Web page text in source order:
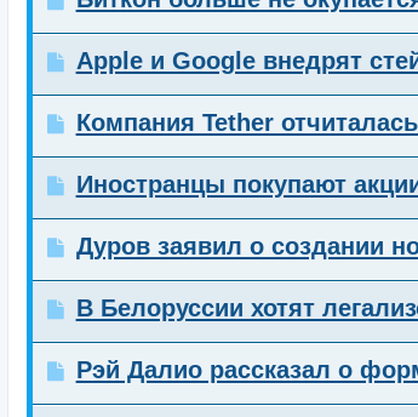
Apple и Google внедрят
Компания Tether
Иностранцы покупают
Дуров заявил о создании
В Белоруссии хотят
Рэй Далио рассказал о